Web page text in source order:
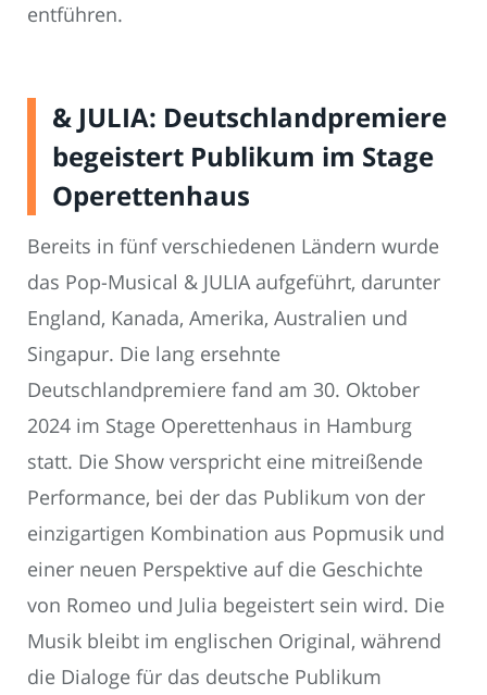
entführen.
& JULIA: Deutschlandpremiere
begeistert Publikum im Stage
Operettenhaus
Bereits in fünf verschiedenen Ländern wurde
das Pop-Musical & JULIA aufgeführt, darunter
England, Kanada, Amerika, Australien und
Singapur. Die lang ersehnte
Deutschlandpremiere fand am 30. Oktober
2024 im Stage Operettenhaus in Hamburg
statt. Die Show verspricht eine mitreißende
Performance, bei der das Publikum von der
einzigartigen Kombination aus Popmusik und
einer neuen Perspektive auf die Geschichte
von Romeo und Julia begeistert sein wird. Die
Musik bleibt im englischen Original, während
die Dialoge für das deutsche Publikum